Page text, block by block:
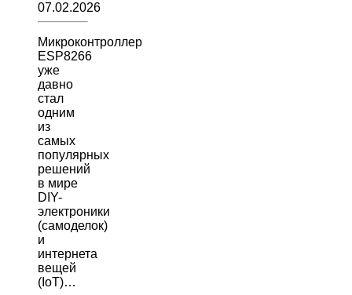
07.02.2026
Микроконтроллер
ESP8266
уже
давно
стал
одним
из
самых
популярных
решений
в мире
DIY-
электроники
(самоделок)
и
интернета
вещей
(IoT)…